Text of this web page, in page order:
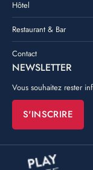
Hôtel
Restaurant & Bar
Contact
NEWSLETTER
Vous souhaitez rester
S'INSCRIRE